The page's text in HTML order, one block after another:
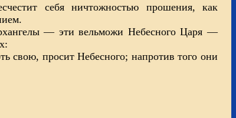
себя ничтожностью прошения, как
— эти вельможи Небесного Царя —
свою, просит Небесного; напротив того они